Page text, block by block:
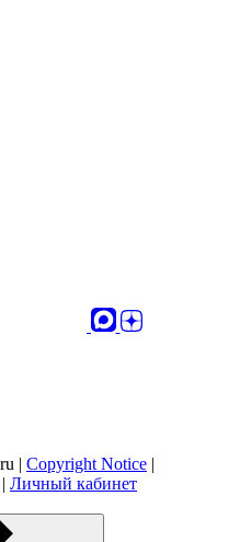
| Copyright Notice |
| Личный кабинет